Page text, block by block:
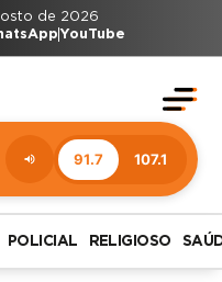
de 2026
YouTube
91.7 107.1
POLICIAL RELIGIOSO